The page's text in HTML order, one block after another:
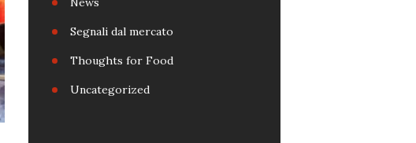
Segnali dal mercato
Thoughts for Food
Uncategorized